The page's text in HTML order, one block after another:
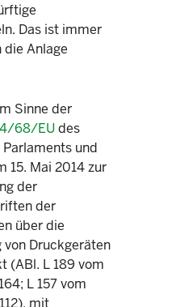
Das ist immer
die Anlage
Sinne der
68/EUdes
und
15. Mai 2014 zur
der
der
über die
Druckgeräten
(ABl. L 189 vom
L 157 vom
mit